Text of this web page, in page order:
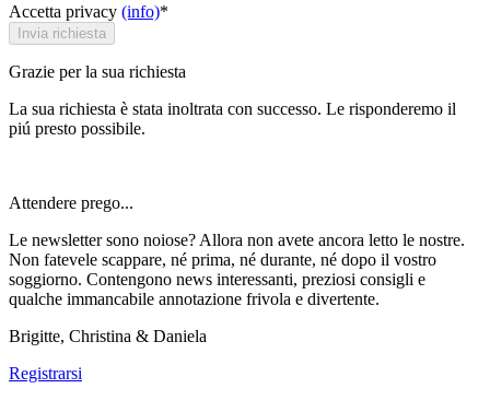
Accetta privacy (info)*
Invia richiesta
Grazie per la sua richiesta
La sua richiesta è stata inoltrata con successo. Le risponderemo il
piú presto possibile.
Attendere prego...
Le newsletter sono noiose? Allora non avete ancora letto le nostre.
Non fatevele scappare, né prima, né durante, né dopo il vostro
soggiorno. Contengono news interessanti, preziosi consigli e
qualche immancabile annotazione frivola e divertente.
Brigitte, Christina & Daniela
Registrarsi